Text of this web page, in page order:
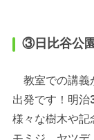
③日比谷公
教室での講義
出発です！明
様々な樹木や記